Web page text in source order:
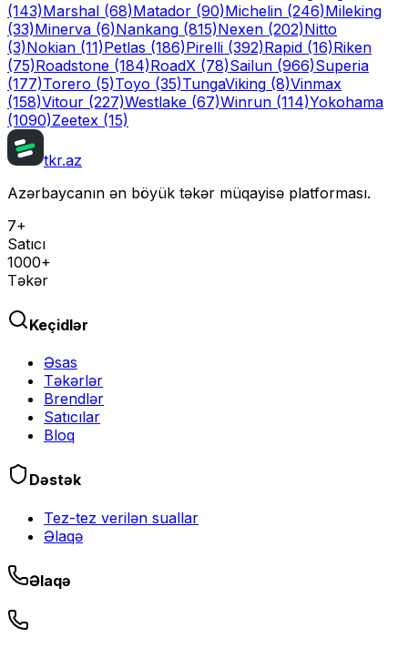
(143)Marshal (68)Matador (90)Michelin (246)Mileking
(33)Minerva (6)Nankang (815)Nexen (202)Nitto
(3)Nokian (11)Petlas (186)Pirelli (392)Rapid (16)Riken
(75)Roadstone (184)RoadX (78)Sailun (966)Superia
(177)Torero (5)Toyo (35)TungaViking (8)Vinmax
(158)Vitour (227)Westlake (67)Winrun (114)Yokohama
(1090)Zeetex (15)
tkr.az
Azərbaycanın ən böyük təkər müqayisə platforması.
7+
Satıcı
1000+
Təkər
Keçidlər
Əsas
Təkərlər
Brendlər
Satıcılar
Bloq
Dəstək
Tez-tez verilən suallar
Əlaqə
Əlaqə